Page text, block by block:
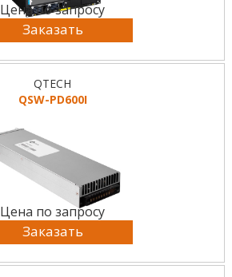
Цена по запросу
Заказать
QTECH
QSW-PD600I
Цена по запросу
Заказать